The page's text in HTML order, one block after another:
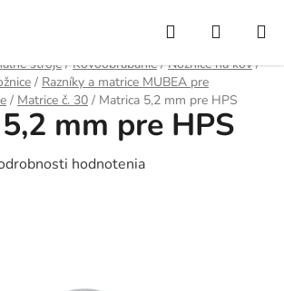
Hľadať
KOŠÍK
stroje / Kovoobrábanie / Nožnice na kov /
/ Razníky a matrice MUBEA pre
/ Matrice č. 30 / Matrica 5,2 mm pre HPS
mm pre HPS
hodnotenia